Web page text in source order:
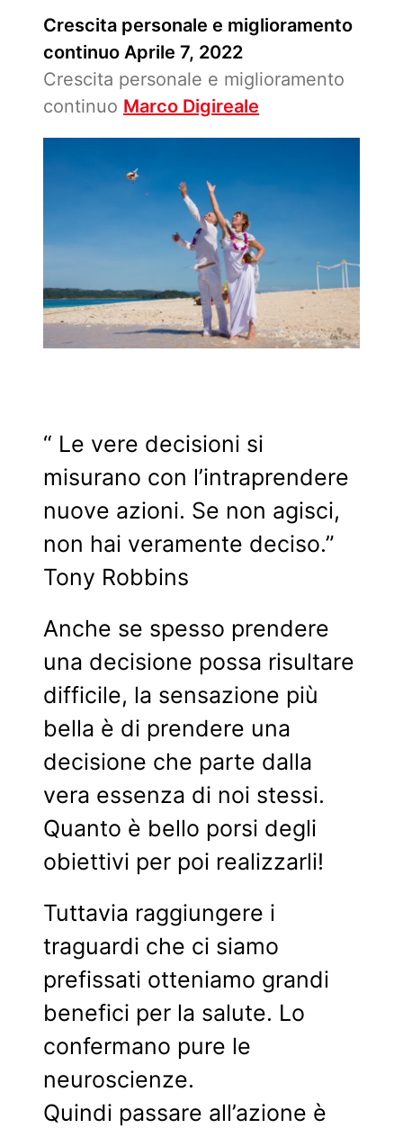
Crescita personale e miglioramento
continuo Aprile 7, 2022
Crescita personale e miglioramento
continuo Marco Digireale
“ Le vere decisioni si
misurano con l’intraprendere
nuove azioni. Se non agisci,
non hai veramente deciso.”
Tony Robbins
Anche se spesso prendere
una decisione possa risultare
difficile, la sensazione più
bella è di prendere una
decisione che parte dalla
vera essenza di noi stessi.
Quanto è bello porsi degli
obiettivi per poi realizzarli!
Tuttavia raggiungere i
traguardi che ci siamo
prefissati otteniamo grandi
benefici per la salute. Lo
confermano pure le
neuroscienze.
Quindi passare all’azione è